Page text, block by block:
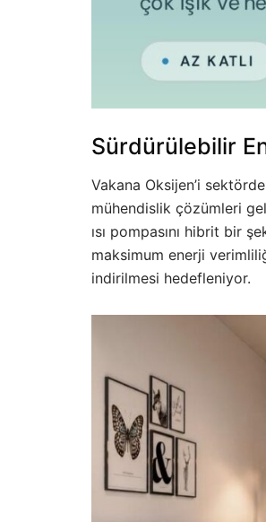
Sürdürülebilir
Vakana Oksijen’i
mühendislik çözümleri
ısı pompasını hibrit bir
maksimum enerji
indirilmesi hedefleniyor.